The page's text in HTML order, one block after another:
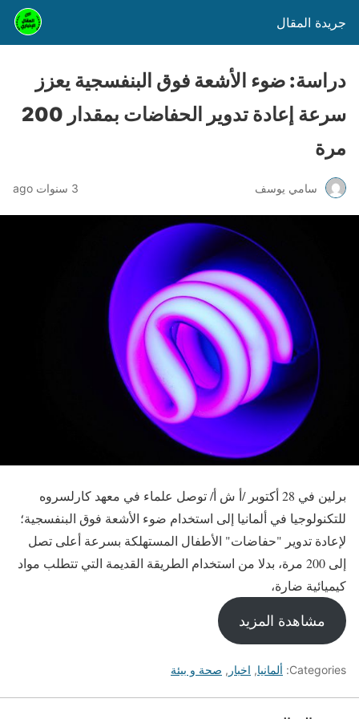
جريدة المقال
دراسة: ضوء الأشعة فوق البنفسجية يعزز
سرعة إعادة تدوير الحفاضات بمقدار 200
مرة
سامي يوسف 3 سنوات ago
برلين في 28 أكتوبر /أ ش أ/ توصل علماء في معهد كارلسروه
للتكنولوجيا في ألمانيا إلى استخدام ضوء الأشعة فوق البنفسجية؛
لإعادة تدوير "حفاضات" الأطفال المستهلكة بسرعة أعلى تصل
إلى 200 مرة، بدلا من استخدام الطريقة القديمة التي تتطلب مواد
كيميائية ضارة،
مشاهدة المزيد
Categories: ألمانيا, اخبار , صحة و بيئة